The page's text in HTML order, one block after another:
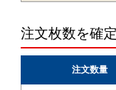
注文枚数を確
注文数量